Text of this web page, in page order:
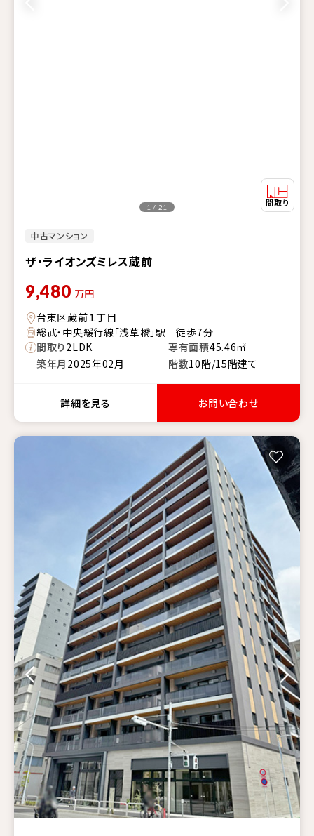
中古マンション
ザ・ライオンズミレス蔵前
1 / 21
9,480 万円
台東区蔵前１丁目
総武・中央緩行線「浅草橋」駅 徒歩7分
間取り2LDK 専有面積45.46㎡
築年月 2025年02月 階数10階/15階建て
詳細を見る お問い合わせ